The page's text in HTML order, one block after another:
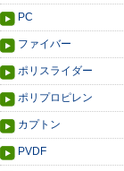
PC
ファイバー
ポリスライダー
ポリプロピレン
カプトン
PVDF